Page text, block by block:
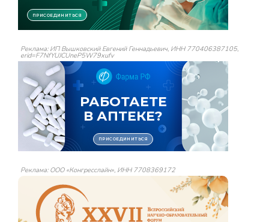
Реклама: ИП Вышковский Евгений Геннадьевич, ИНН 770406387105,
erid=F7NfYUJCUneP5W79xufv
Реклама: ООО «Конгресслайн», ИНН 7708369172